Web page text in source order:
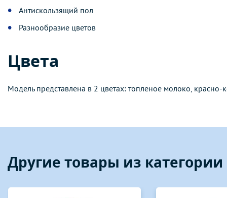
Антискользящий пол
Разнообразие цветов
Цвета
Модель представлена в 2 цветах: топленое молоко, красно-
Другие товары из